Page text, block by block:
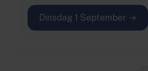
Dinsdag 1 September →